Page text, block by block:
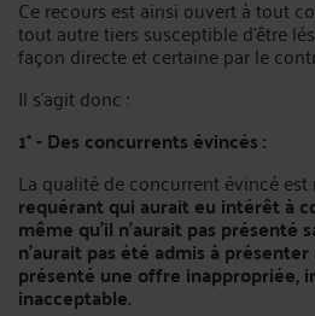
Ce recours est ainsi ouvert à tout
tout autre tiers susceptible d’être
façon directe et certaine par le
Il s’agit donc :
1° - Des concurrents évincés :
La qualité de concurrent évincé est
requérant qui aurait eu intérêt à
même qu’il n’aurait pas présenté
n’aurait pas été admis à
présenté une offre inappropriée,
inacceptable.